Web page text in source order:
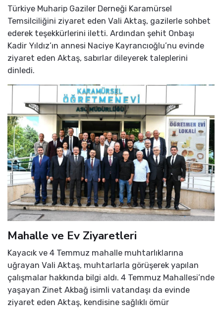
Türkiye Muharip Gaziler Derneği Karamürsel
Temsilciliğini ziyaret eden Vali Aktaş, gazilerle sohbet
ederek teşekkürlerini iletti. Ardından şehit Onbaşı
Kadir Yıldız’ın annesi Naciye Kayrancıoğlu’nu evinde
ziyaret eden Aktaş, sabırlar dileyerek taleplerini
dinledi.
Mahalle ve Ev Ziyaretleri
Kayacık ve 4 Temmuz mahalle muhtarlıklarına
uğrayan Vali Aktaş, muhtarlarla görüşerek yapılan
çalışmalar hakkında bilgi aldı. 4 Temmuz Mahallesi’nde
yaşayan Zinet Akbağ isimli vatandaşı da evinde
ziyaret eden Aktaş, kendisine sağlıklı ömür